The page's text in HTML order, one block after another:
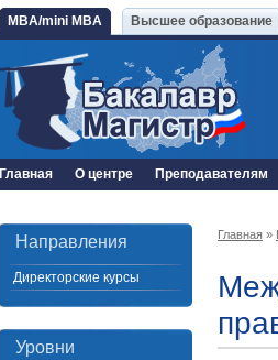
MBA/mini MBA Высшее образование
Главная О центре Преподавателям
Направления
Директорские курсы
Уровни
Главная »